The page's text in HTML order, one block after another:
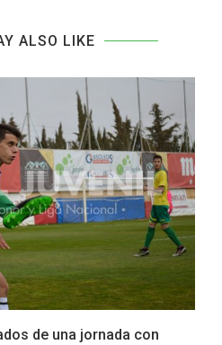
ALSO LIKE
de una jornada con